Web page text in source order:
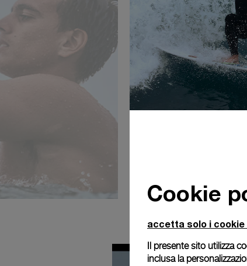
Cookie
accetta solo i
Il presente sito utilizza
inclusa la